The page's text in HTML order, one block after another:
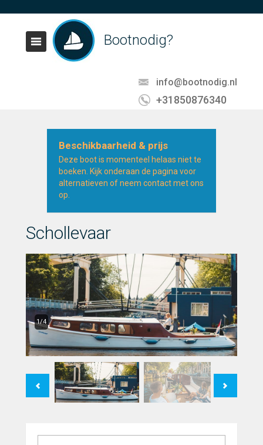
Bootnodig?
info@bootnodig.nl
+31850876340
Beschikbaarheid & prijs
Deze boot is momenteel helaas niet te
boeken. Kijk onderaan de pagina voor
alternatieven of neem contact met ons
op.
Schollevaar
1/4